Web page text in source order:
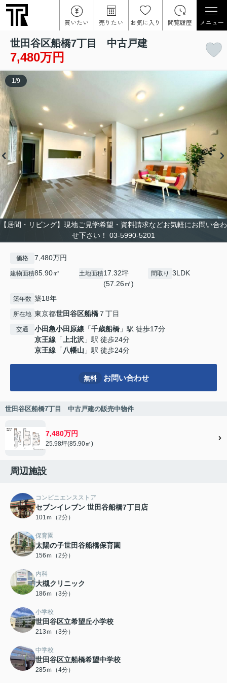
買いたい 売りたい お気に入り 閲覧履歴 メニュー
世田谷区船橋7丁目 中古戸建
7,480万円
【居間・リビング】現地ご見学希望・資料請求などお気軽にお問い合わ
せ下さい！ 03-5990-5201
1 /9
価格 7,480万円
建物面積85.90㎡ 土地面積17.32坪
(57.26㎡)
間取り 3LDK
築年数 築18年
所在地 東京都世田谷区船橋 ７丁目
交通 小田急小田原線 「千歳船橋 」駅 徒歩17分
京王線 「 上北沢 」駅 徒歩24分
京王線 「 八幡山 」駅 徒歩24分
無料 お問い合わせ
世田谷区船橋7丁目 中古戸建の販売中物件
7,480万円
25.98坪(85.90㎡)
周辺施設
コンビニエンスストア
セブンイレブン 世田谷船橋7丁目店
101ｍ（2分）
保育園
太陽の子世田谷船橋保育園
156ｍ（2分）
内科
大槻クリニック
186ｍ（3分）
小学校
世田谷区立希望丘小学校
213ｍ（3分）
中学校
世田谷区立船橋希望中学校
285ｍ（4分）